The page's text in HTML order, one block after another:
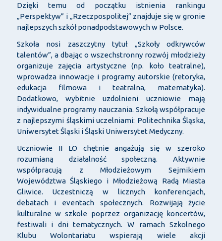
Dzięki temu od początku istnienia rankingu
„Perspektyw” i „Rzeczpospolitej” znajduje się w gronie
najlepszych szkół ponadpodstawowych w Polsce.
Szkoła nosi zaszczytny tytuł „Szkoły odkrywców
talentów”, a dbając o wszechstronny rozwój młodzieży
organizuje zajęcia artystyczne (np. koło teatralne),
wprowadza innowacje i programy autorskie (retoryka,
edukacja filmowa i teatralna, matematyka).
Dodatkowo, wybitnie uzdolnieni uczniowie mają
indywidualne programy nauczania. Szkołą współpracuje
z najlepszymi śląskimi uczelniami: Politechnika Śląska,
Uniwersytet Śląski i Śląski Uniwersytet Medyczny.
Uczniowie II LO chętnie angażują się w szeroko
rozumianą działalność społeczną. Aktywnie
współpracują z Młodzieżowym Sejmikiem
Województwa Śląskiego i Młodzieżową Radą Miasta
Gliwice. Uczestniczą w licznych konferencjach,
debatach i eventach społecznych. Rozwijają życie
kulturalne w szkole poprzez organizację koncertów,
festiwali i dni tematycznych. W ramach Szkolnego
Klubu Wolontariatu wspierają wiele akcji